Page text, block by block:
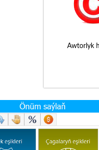
Awtorlyk